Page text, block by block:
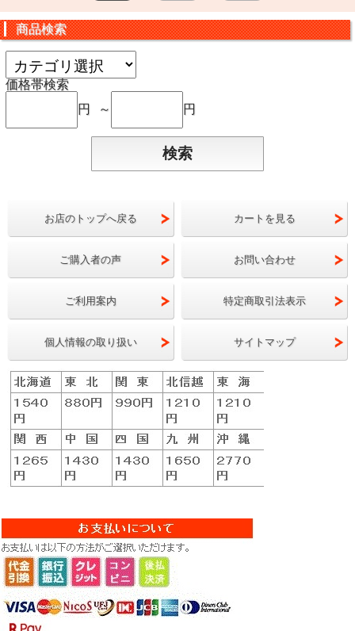
商品検索
価格帯検索
円 ～
円
お店のトップへ戻る カートを見る
ご購入者の声 お問い合わせ
ご利用案内 特定商取引法表示
個人情報の取り扱い サイトマップ